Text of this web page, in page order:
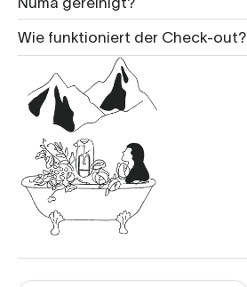
Wie funktioniert der Check-out?